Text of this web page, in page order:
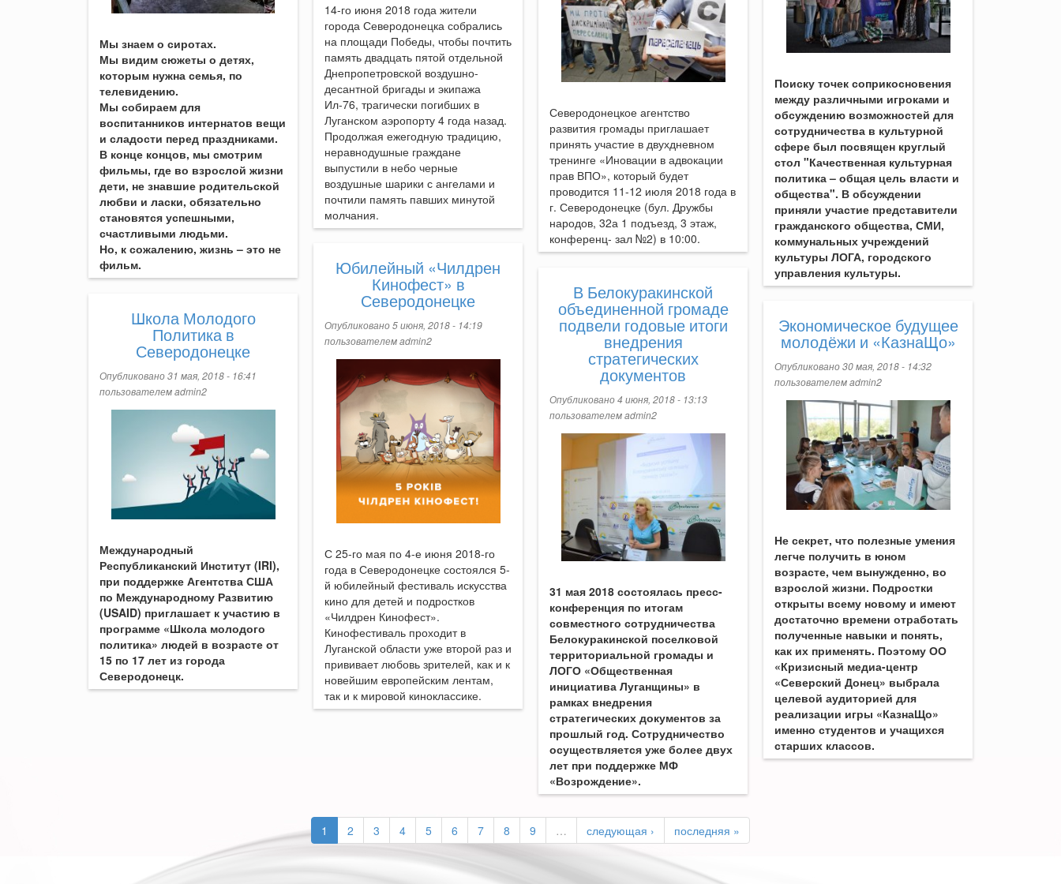
Мы знаем о сиротах.
Мы видим сюжеты о детях,
которым нужна семья, по
телевидению.
Мы собираем для
воспитанников интернатов вещи
и сладости перед праздниками.
В конце концов, мы смотрим
фильмы, где во взрослой жизни
дети, не знавшие родительской
любви и ласки, обязательно
становятся успешными,
счастливыми людьми.
Но, к сожалению, жизнь – это не
фильм.
14-го июня 2018 года жители
города Северодонецка собрались
на площади Победы, чтобы почтить
память двадцать пятой отдельной
Днепропетровской воздушно-
десантной бригады и экипажа
Ил-76, трагически погибших в
Луганском аэропорту 4 года назад.
Продолжая ежегодную традицию,
неравнодушные граждане
выпустили в небо черные
воздушные шарики с ангелами и
почтили память павших минутой
молчания.
Поиску точек соприкосновения
между различными игроками и
обсуждению возможностей для
сотрудничества в культурной
сфере был посвящен круглый
стол "Качественная культурная
политика – общая цель власти и
общества". В обсуждении
приняли участие представители
гражданского общества, СМИ,
коммунальных учреждений
культуры ЛОГА, городского
управления культуры.
Северодонецкое агентство
развития громады приглашает
принять участие в двухдневном
тренинге «Иновации в адвокации
прав ВПО», который будет
проводится 11-12 июля 2018 года в
г. Северодонецке (бул. Дружбы
народов, 32а 1 подъезд, 3 этаж,
конференц- зал №2) в 10:00.
Юбилейный «Чилдрен
Кинофест» в
Северодонецке
Опубликовано 5 июня, 2018 - 14:19
пользователемadmin2
С 25-го мая по 4-е июня 2018-го
года в Северодонецке состоялся 5-
й юбилейный фестиваль искусства
кино для детей и подростков
«Чилдрен Кинофест».
Кинофестиваль проходит в
Луганской области уже второй раз и
прививает любовь зрителей, как и к
новейшим европейским лентам,
так и к мировой киноклассике.
В Белокуракинской
объединенной громаде
подвели годовые итоги
внедрения
стратегических
документов
Опубликовано 4 июня, 2018 - 13:13
пользователемadmin2
31 мая 2018 состоялась пресс-
конференция по итогам
совместного сотрудничества
Белокуракинской поселковой
территориальной громады и
ЛОГО «Общественная
инициатива Луганщины» в
рамках внедрения
стратегических документов за
прошлый год. Сотрудничество
осуществляется уже более двух
лет при поддержке МФ
«Возрождение».
Школа Молодого
Политика в
Северодонецке
Опубликовано 31 мая, 2018 - 16:41
пользователемadmin2
Международный
Республиканский Институт (IRI),
при поддержке Агентства США
по Международному Развитию
(USAID) приглашает к участию в
программе «Школа молодого
политика» людей в возрасте от
15 по 17 лет из города
Северодонецк.
Экономическое будущее
молодёжи и «КазнаЩо»
Опубликовано 30 мая, 2018 - 14:32
пользователемadmin2
Не секрет, что полезные умения
легче получить в юном
возрасте, чем вынужденно, во
взрослой жизни. Подростки
открыты всему новому и имеют
достаточно времени отработать
полученные навыки и понять,
как их применять. Поэтому ОО
«Кризисный медиа-центр
«Северский Донец» выбрала
целевой аудиторией для
реализации игры «КазнаЩо»
именно студентов и учащихся
старших классов.
1 2 3 4 5 6 7 8 9 … следующая › последняя »